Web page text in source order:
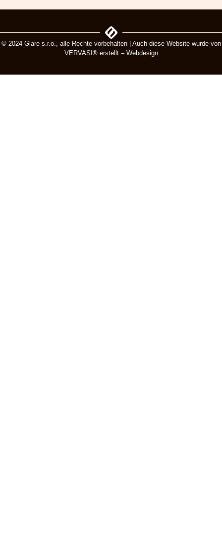
© 2024 Glare s.r.o., alle Rechte vorbehalten | Auch diese Website wurde von
VERVASI® erstellt – Webdesign